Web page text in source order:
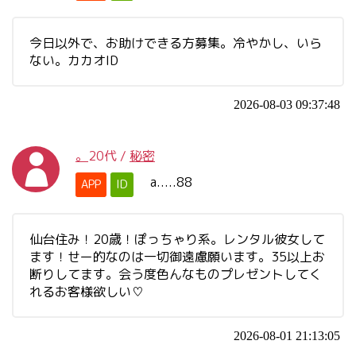
今日以外で、お助けできる方募集。冷やかし、いら
ない。カカオID
2026-08-03 09:37:48
。 20代 / 秘密
APP ID a.....88
仙台住み！20歳！ぽっちゃり系。レンタル彼女して
ます！せー的なのは一切御遠慮願います。35以上お
断りしてます。会う度色んなものプレゼントしてく
れるお客様欲しい♡
2026-08-01 21:13:05